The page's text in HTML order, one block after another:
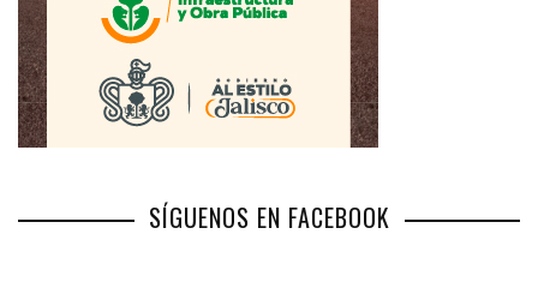
SÍGUENOS EN FACEBOOK